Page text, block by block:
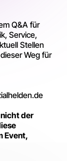
Q&A für
Service,
Stellen
Weg für
der
Event,